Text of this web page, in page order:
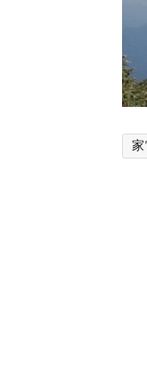
家